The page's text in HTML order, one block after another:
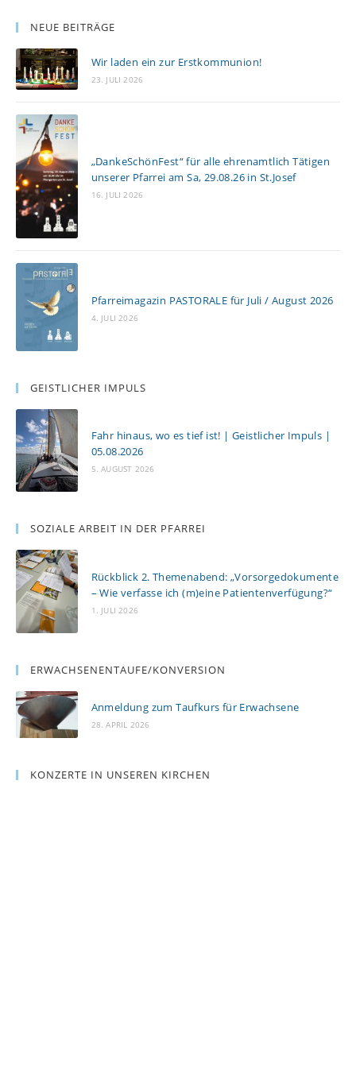
NEUE BEITRÄGE
Wir laden ein zur Erstkommunion!
23. JULI 2026
„DankeSchönFest“ für alle ehrenamtlich Tätigen
unserer Pfarrei am Sa, 29.08.26 in St.Josef
16. JULI 2026
Pfarreimagazin PASTORALE für Juli / August 2026
4. JULI 2026
GEISTLICHER IMPULS
Fahr hinaus, wo es tief ist! | Geistlicher Impuls |
05.08.2026
5. AUGUST 2026
SOZIALE ARBEIT IN DER PFARREI
Rückblick 2. Themenabend: „Vorsorgedokumente
– Wie verfasse ich (m)eine Patientenverfügung?“
1. JULI 2026
ERWACHSENENTAUFE/KONVERSION
Anmeldung zum Taufkurs für Erwachsene
28. APRIL 2026
KONZERTE IN UNSEREN KIRCHEN